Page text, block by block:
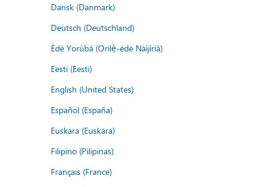
Dansk (Danmark)
Deutsch (Deutschland)
Èdè Yorùbá (Orilẹ̀-èdè Nàìjíríà)
Eesti (Eesti)
English (United States)
Español (España)
Euskara (Euskara)
Filipino (Pilipinas)
Français (France)